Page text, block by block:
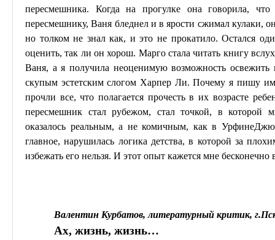
пересмешника. Когда на прогулке она говорила,
пересмешнику, Ваня бледнел и в ярости сжимал кулаки,
но толком не знал как, и это не прокатило. Остался
оценить, так ли он хорош. Марго стала читать книгу
Ваня, а я получила неоценимую возможность освежить
скупым эстетским слогом Харпер Ли. Почему я пишу
прочли все, что полагается прочесть в их возрасте
пересмешник стал рубежом, стал точкой, в которой
оказалось реальным, а не комичным, как в Урфине
главное, нарушилась логика детства, в которой за
избежать его нельзя. И этот опыт кажется мне
Валентин Курбатов, литературный критик, г.П
Ах, жизнь, жизнь…